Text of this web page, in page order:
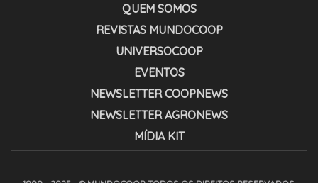
QUEM SOMOS
REVISTAS MUNDOCOOP
UNIVERSOCOOP
EVENTOS
NEWSLETTER COOPNEWS
NEWSLETTER AGRONEWS
MÍDIA KIT